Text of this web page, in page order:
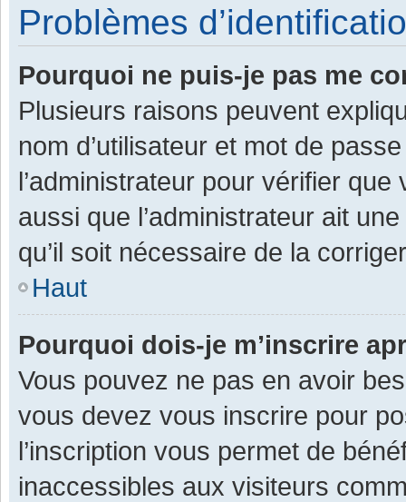
Problèmes
Pourquoi ne puis-je pas me
Plusieurs raisons peuvent
nom d’utilisateur et mot de
l’administrateur pour vérifier
aussi que l’administrateur ait
qu’il soit nécessaire de la
Haut
Pourquoi dois-je m’inscrire
Vous pouvez ne pas en avoir
vous devez vous inscrire pour
l’inscription vous permet de
inaccessibles aux visiteurs